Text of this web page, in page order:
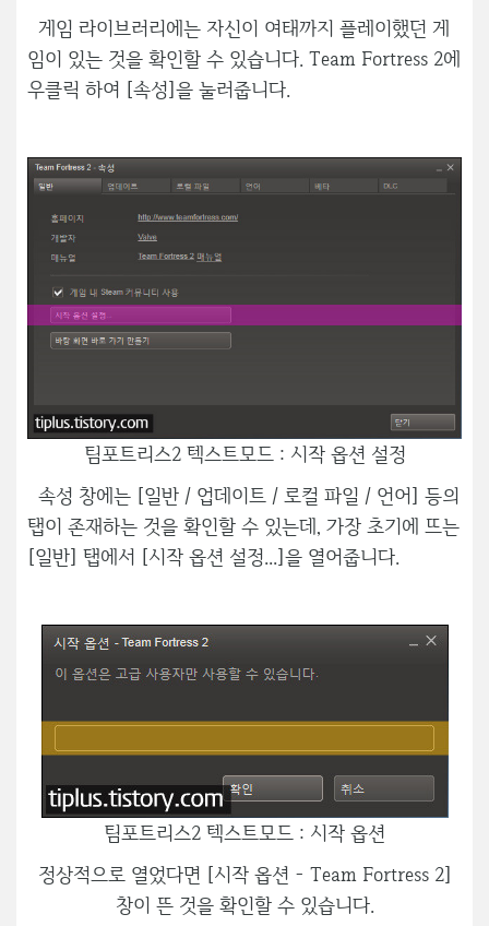
게임 라이브러리에는 자신이 여태까지 플레이했던 게
임이 있는 것을 확인할 수 있습니다. Team Fortress 2에
우클릭 하여 [속성]을 눌러줍니다.
팀포트리스2 텍스트모드 : 시작 옵션 설정
속성 창에는 [일반 / 업데이트 / 로컬 파일 / 언어] 등의
탭이 존재하는 것을 확인할 수 있는데, 가장 초기에 뜨는
[일반] 탭에서 [시작 옵션 설정...]을 열어줍니다.
팀포트리스2 텍스트모드 : 시작 옵션
정상적으로 열었다면 [시작 옵션 - Team Fortress 2]
창이 뜬 것을 확인할 수 있습니다.